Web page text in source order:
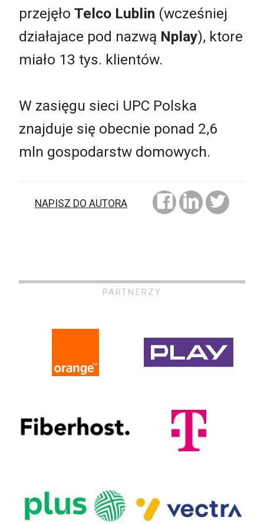
przejęło Telco Lublin (wcześniej
działajace pod nazwą Nplay), ktore
miało 13 tys. klientów.
W zasięgu sieci UPC Polska
znajduje się obecnie ponad 2,6
mln gospodarstw domowych.
NAPISZ DO AUTORA
PARTNERZY